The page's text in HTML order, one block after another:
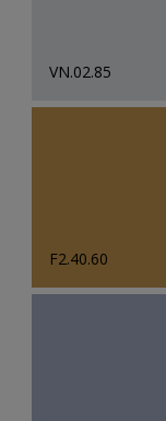
VN.02.85
F2.40.60